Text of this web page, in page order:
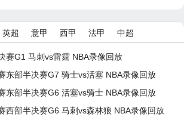
英超 意甲 西甲 法甲 中超
赛G1 马刺vs雷霆 NBA录像回放
东部半决赛G7 骑士vs活塞 NBA录像回放
东部半决赛G6 活塞vs骑士 NBA录像回放
西部半决赛G6 马刺vs森林狼 NBA录像回放